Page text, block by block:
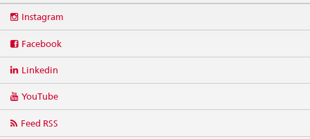
media
Instagram
Facebook
Linkedin
YouTube
Feed RSS